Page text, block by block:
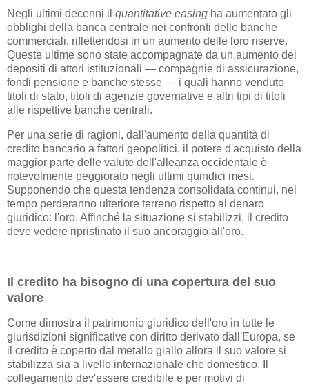
Negli ultimi decenni il quantitative easing ha aumentato gli
obblighi della banca centrale nei confronti delle banche
commerciali, riflettendosi in un aumento delle loro riserve.
Queste ultime sono state accompagnate da un aumento dei
depositi di attori istituzionali — compagnie di assicurazione,
fondi pensione e banche stesse — i quali hanno venduto
titoli di stato, titoli di agenzie governative e altri tipi di titoli
alle rispettive banche centrali.
Per una serie di ragioni, dall'aumento della quantità di
credito bancario a fattori geopolitici, il potere d'acquisto della
maggior parte delle valute dell'alleanza occidentale è
notevolmente peggiorato negli ultimi quindici mesi.
Supponendo che questa tendenza consolidata continui, nel
tempo perderanno ulteriore terreno rispetto al denaro
giuridico: l'oro. Affinché la situazione si stabilizzi, il credito
deve vedere ripristinato il suo ancoraggio all'oro.
Il credito ha bisogno di una copertura del suo
valore
Come dimostra il patrimonio giuridico dell'oro in tutte le
giurisdizioni significative con diritto derivato dall'Europa, se
il credito è coperto dal metallo giallo allora il suo valore si
stabilizza sia a livello internazionale che domestico. Il
collegamento dev'essere credibile e per motivi di